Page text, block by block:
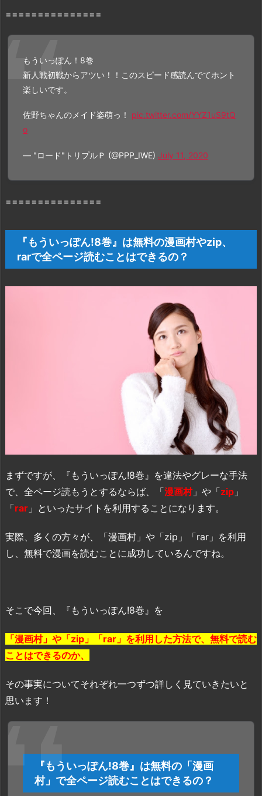
===============
もういっぽん！8巻
新人戦初戦からアツい！！このスピード感読んでてホント
楽しいです。
佐野ちゃんのメイド姿萌っ！ pic.twitter.com/YYZ1uS9tQ
o
— "ロード"トリプルＰ (@PPP_IWE) July 11, 2020
===============
『もういっぽん!8巻』は無料の漫画村やzip、
rarで全ページ読むことはできるの？
まずですが、『もういっぽん!8巻』を違法やグレーな手法
で、全ページ読もうとするならば、「漫画村」や「zip 」
「rar 」といったサイトを利用することになります。
実際、多くの方々が、「漫画村」や「zip」「rar」を利用
し、無料で漫画を読むことに成功しているんですね。
そこで今回、『もういっぽん!8巻』を
「漫画村」や「zip」「rar」を利用した方法で、無料で読む
ことはできるのか、
その事実についてそれぞれ一つずつ詳しく見ていきたいと
思います！
『もういっぽん!8巻』は無料の「漫画
村」で全ページ読むことはできるの？